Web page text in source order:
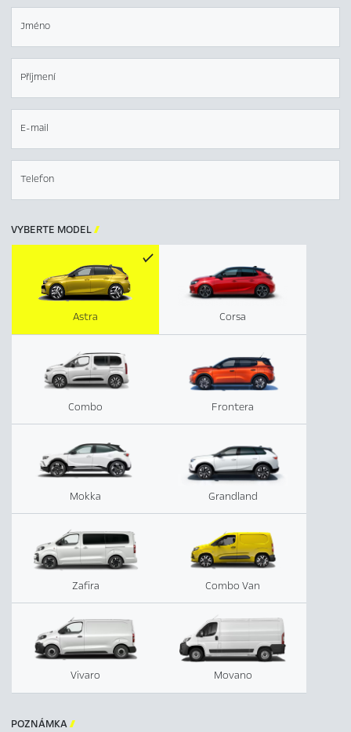
Jméno
Příjmení
E-mail
Telefon
VYBERTE MODEL
Corsa
Combo Frontera
Astra
Mokka Grandland
Zafira Combo Van
Vivaro Movano
POZNÁMKA